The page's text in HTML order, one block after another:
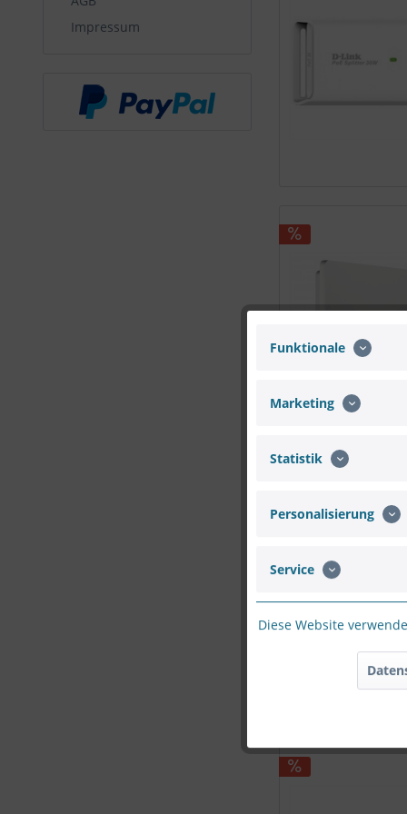
Impressum
Funktionale
Marketing
Statistik
Personalisierung
Service
Diese Website